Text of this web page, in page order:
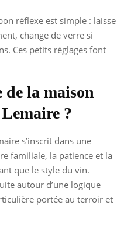
réflexe est simple : laisse
change de verre si
Ces petits réglages font
de la maison
?
s’inscrit dans une
familiale, la patience et la
que le style du vin.
autour d’une logique
portée au terroir et